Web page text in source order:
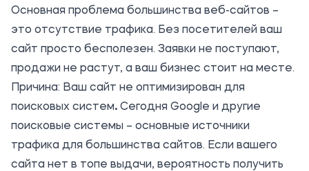
Основная проблема большинства веб-сайтов –
это отсутствие трафика. Без посетителей ваш
сайт просто бесполезен. Заявки не поступают,
продажи не растут, а ваш бизнес стоит на месте.
Причина: Ваш сайт не оптимизирован для
поисковых систем. Сегодня Google и другие
поисковые системы – основные источники
трафика для большинства сайтов. Если вашего
сайта нет в топе выдачи, вероятность получить